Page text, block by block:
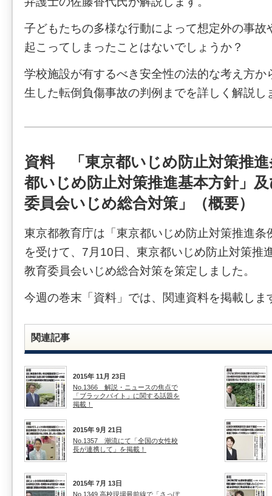
子どもたちの多様な行動によって想定外の事故
起こってしまったことはないでしょうか？
学校施設が有するべき安全性の法的な考え方か
生した転倒負傷事故の判例までを詳しく解説し
資料 「東京都いじめ防止対策推進
都いじめ防止対策推進基本方針」
委員会いじめ総合対策」（概要）
東京都教育庁は「東京都いじめ防止対策推進条
を受けて、7月10日、東京都いじめ防止対策推
教育委員会いじめ総合対策を策定しました。
今週の巻末「資料」では、関連資料を掲載しま
関連記事
2015年 11月 23日
No.1366 解説・ニュースの焦点で
「ブラックバイト」に関する話題を
掲載！
2015年 9月 21日
No.1357 潮流にて「全国の女性校
長が連携して」を掲載！
2015年 7月 13日
No.1349 高校現場最前線で「さっぽ